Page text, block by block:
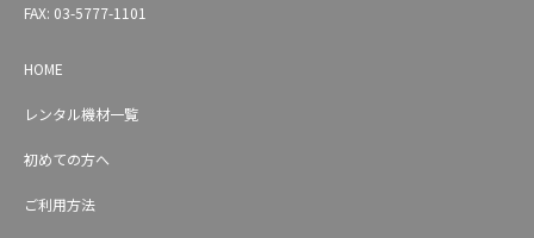
FAX: 03-5777-1101
HOME
レンタル機材一覧
初めての方へ
ご利用方法